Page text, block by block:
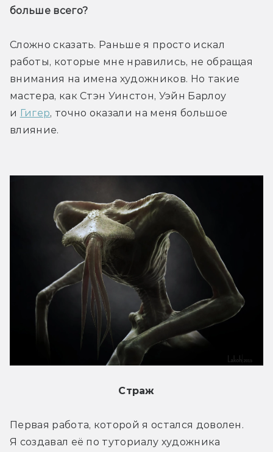
больше всего?
Сложно сказать. Раньше я просто искал
работы, которые мне нравились, не обращая
внимания на имена художников. Но такие
мастера, как Стэн Уинстон, Уэйн Барлоу
и Гигер, точно оказали на меня большое
влияние.
Страж
Первая работа, которой я остался доволен.
Я создавал её по туториалу художника